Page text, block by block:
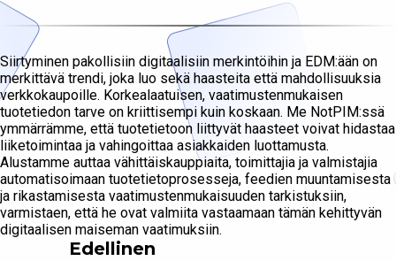
Siirtyminen pakollisiin digitaalisiin merkintöihin ja EDM:ään on
merkittävä trendi, joka luo sekä haasteita että mahdollisuuksia
verkkokaupoille. Korkealaatuisen, vaatimustenmukaisen
tuotetiedon tarve on kriittisempi kuin koskaan. Me NotPIM:ssä
ymmärrämme, että tuotetietoon liittyvät haasteet voivat hidastaa
liiketoimintaa ja vahingoittaa asiakkaiden luottamusta.
Alustamme auttaa vähittäiskauppiaita, toimittajia ja valmistajia
automatisoimaan tuotetietoprosesseja, feedien muuntamisesta
ja rikastamisesta vaatimustenmukaisuuden tarkistuksiin,
varmistaen, että he ovat valmiita vastaamaan tämän kehittyvän
digitaalisen maiseman vaatimuksiin.
Edellinen